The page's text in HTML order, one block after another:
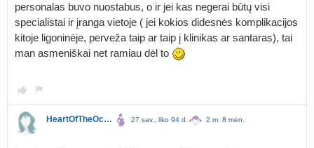
personalas buvo nuostabus, o ir jei kas negerai būtų visi
specialistai ir įranga vietoje ( jei kokios didesnės komplikacijos
kitoje ligoninėje, perveža taip ar taip į klinikas ar santaras), tai
man asmeniškai net ramiau dėl to
HeartOfTheOcean 27 sav., liko 94 d. 2 m. 8 mėn.